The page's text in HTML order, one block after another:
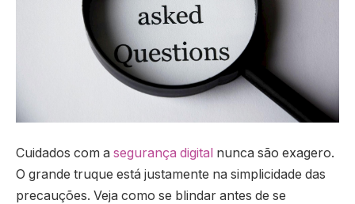
Cuidados com a segurança digital nunca são exagero.
O grande truque está justamente na simplicidade das
precauções. Veja como se blindar antes de se